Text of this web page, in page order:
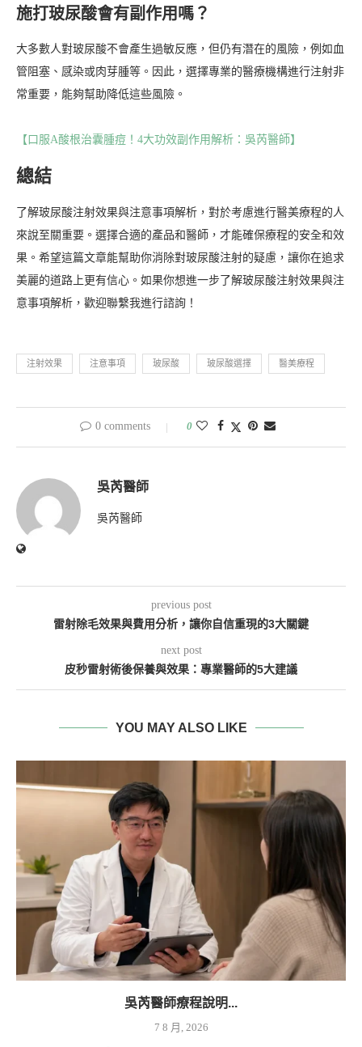
施打玻尿酸會有副作用嗎？
大多數人對玻尿酸不會產生過敏反應，但仍有潛在的風險，例如血
管阻塞、感染或肉芽腫等。因此，選擇專業的醫療機構進行注射非
常重要，能夠幫助降低這些風險。
【口服A酸根治囊腫痘！4大功效副作用解析：吳芮醫師】
總結
了解玻尿酸注射效果與注意事項解析，對於考慮進行醫美療程的人
來說至關重要。選擇合適的產品和醫師，才能確保療程的安全和效
果。希望這篇文章能幫助你消除對玻尿酸注射的疑慮，讓你在追求
美麗的道路上更有信心。如果你想進一步了解玻尿酸注射效果與注
意事項解析，歡迎聯繫我進行諮詢！
注射效果 注意事項 玻尿酸 玻尿酸選擇 醫美療程
0 comments 0
吳芮醫師
吳芮醫師
previous post
雷射除毛效果與費用分析，讓你自信重現的3大關鍵
next post
皮秒雷射術後保養與效果：專業醫師的5大建議
YOU MAY ALSO LIKE
吳芮醫師療程說明...
7 8 月, 2026